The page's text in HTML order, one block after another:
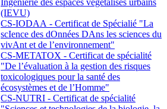
Ingénierie des espaces végétalisés urbains
(IEVU)
CS-IODAA - Certificat de Spécialié "La
scIence des dOnnées DAns les sciences du
vivAnt et de l’environnement"
CS-METATOX - Certificat de spécialité
"De l’évaluation à la gestion des risques
toxicologiques pour la santé des
écosystèmes et de l’Homme"
CS-NUTRI - Certificat de spécialité